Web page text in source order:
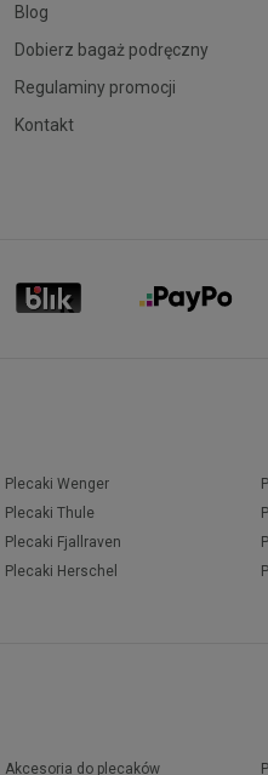
Blog
Dobierz bagaż podręczny
Regulaminy promocji
Kontakt
Plecaki Wenger
Plecaki Thule
Plecaki Fjallraven
Plecaki Herschel
Akcesoria do plecaków